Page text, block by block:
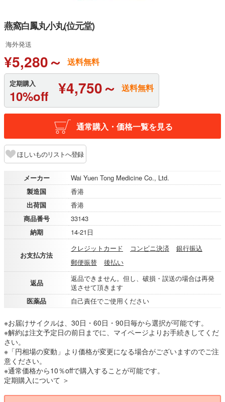
燕窩白鳳丸小丸(位元堂)
海外発送
¥5,280～ 送料無料
定期購入
10%off ¥4,750～ 送料無料
通常購入・価格一覧を見る
ほしいものリストへ登録
メーカー
Wai Yuen Tong Medicine Co., Ltd.
製造国
香港
出荷国
香港
商品番号
33143
納期
14-21日
お支払方法
クレジットカード コンビニ決済
銀行振込
郵便振替
後払い
返品
返品できません。但し、破損・誤送の場合は再発
送させて頂きます
医薬品
自己責任でご使用ください
※お届けサイクルは、30日・60日・90日毎から選択が可能です。
※解約は注文予定日の前日までに、マイページよりお手続きしてくだ
さい。
※「円相場の変動」より価格が変更になる場合がございますのでご注
意ください。
※通常価格から10％offで購入することが可能です。
定期購入について ＞